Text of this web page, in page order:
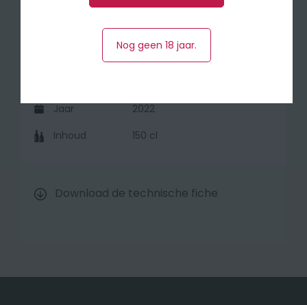
75% Merlot, 25% Cabernet
Jaar
2022
Inhoud
150 cl
Download de technische fiche
Nog geen 18 jaar.